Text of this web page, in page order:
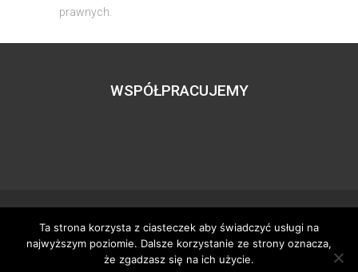
prawnych.
WSPÓŁPRACUJEMY
Wszystkie prawa zastrzeżone – zzgbogdanka.pl
Dostosowanie:Tworzenie stron www– H5studio.pl
Ta strona korzysta z ciasteczek aby świadczyć usługi na
najwyższym poziomie. Dalsze korzystanie ze strony oznacza,
że zgadzasz się na ich użycie.